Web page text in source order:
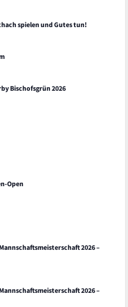
spielen und Gutes tun!
Bischofsgrün 2026
Open
2026 –
2026 –